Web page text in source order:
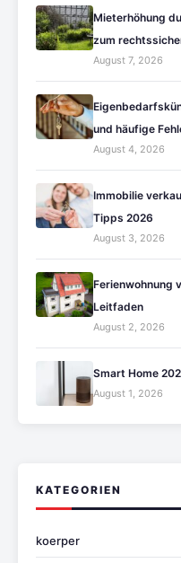
Mieterhöhung
zum
August 7, 2026
und häufige
August 4, 2026
Immobilie
Tipps 2026
August 3, 2026
Ferienwohnung
Leitfaden
August 2, 2026
Smart Home
August 1, 2026
KATEGORIEN
koerper